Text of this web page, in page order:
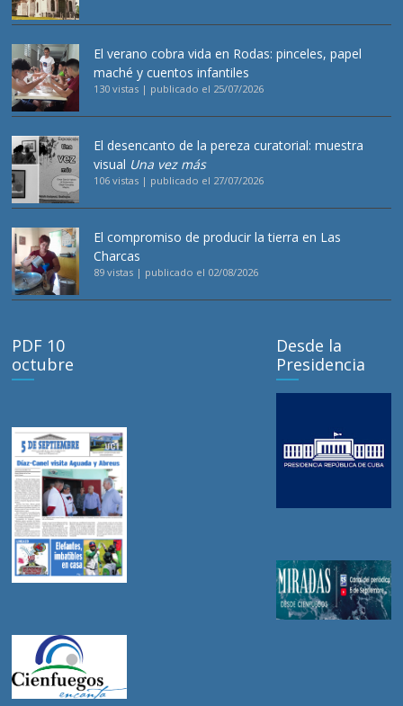
El verano cobra vida en Rodas: pinceles, papel
maché y cuentos infantiles
130 vistas | publicado el 25/07/2026
El desencanto de la pereza curatorial: muestra
visual Una vez más
106 vistas | publicado el 27/07/2026
El compromiso de producir la tierra en Las
Charcas
89 vistas | publicado el 02/08/2026
PDF 10
octubre
Desde la
Presidencia